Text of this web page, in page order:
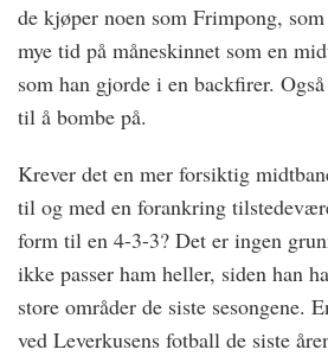
de kjøper noen som Frimpong,
mye tid på måneskinnet som en
som han gjorde i en backfirer.
til å bombe på.
Krever det en mer forsiktig
til og med en forankring
form til en 4-3-3? Det er ingen
ikke passer ham heller, siden han
store områder de siste sesongene.
ved Leverkusens fotball de siste